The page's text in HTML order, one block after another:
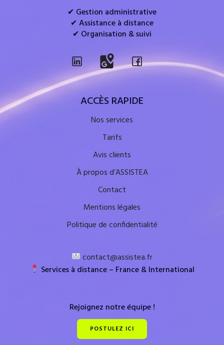
✔ Gestion administrative
✔ Assistance à distance
✔ Organisation & suivi
ACCÈS RAPIDE
Nos services
Tarifs
Avis clients
À propos d’ASSISTEA
Contact
Mentions légales
Politique de confidentialité
contact@assistea.fr
Services à distance – France & International
Rejoignez notre équipe !
POSTULEZ ICI